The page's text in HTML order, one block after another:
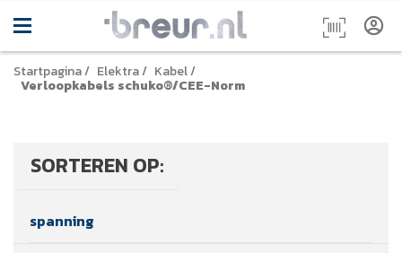
Startpagina/ Elektra/ Kabel/
Verloopkabels schuko®/CEE-Norm
SORTEREN OP:
spanning